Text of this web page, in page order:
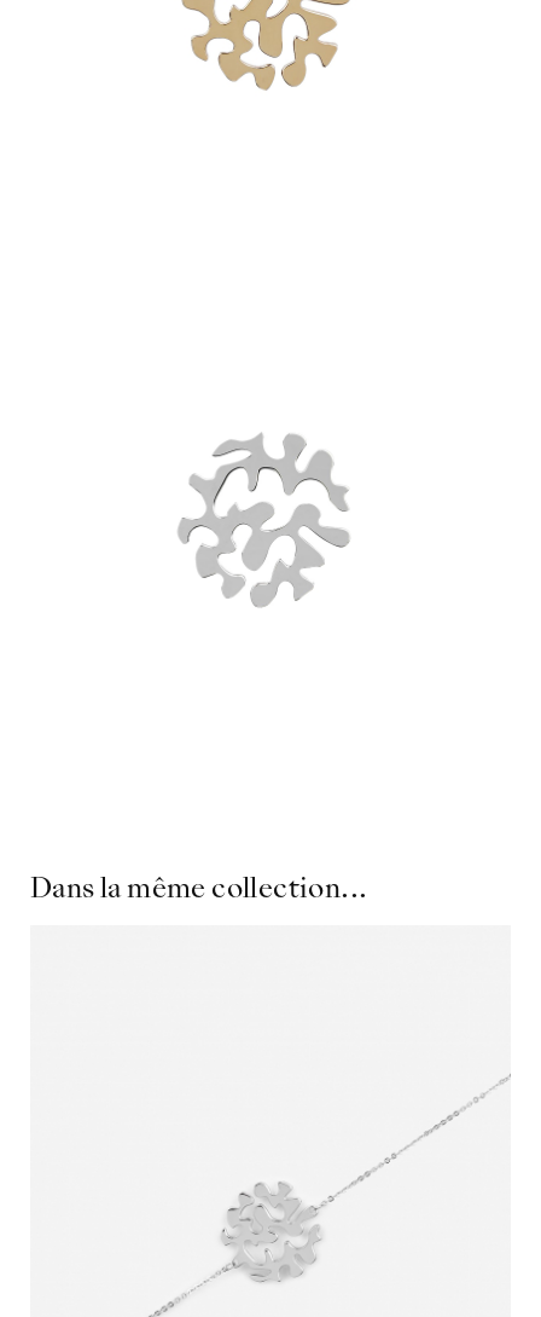
Dans la même collection...